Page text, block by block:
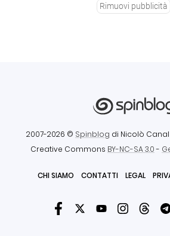
Rimuovi pubblicità
2007-2026 © Spinblog di Nicolò Canal
Creative Commons BY-NC-SA 3.0-
CHI SIAMO CONTATTI LEGAL